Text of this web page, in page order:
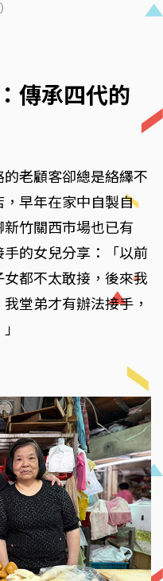
傳承四代的
老顧客卻總是絡繹不
早年在家中自製自
竹關西市場也已有
的女兒分享：「以前
都不太敢接，後來我
堂弟才有辦法接手，